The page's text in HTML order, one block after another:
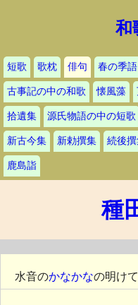
和
短歌 歌枕 俳句 春の季語
古事記の中の和歌 懐風藻
拾遺集 源氏物語の中の短歌
新古今集 新勅撰集 続後
鹿島詣
種
水音のかなかなの明け